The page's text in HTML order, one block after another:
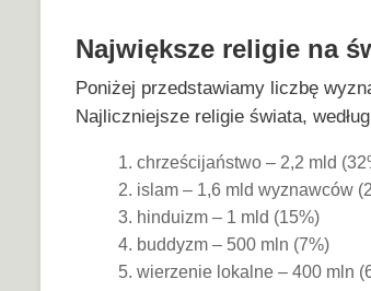
Największe religie na
Poniżej przedstawiamy liczbę
Najliczniejsze religie świata,
chrześcijaństwo – 2,2 mld
islam – 1,6 mld wyznawców
hinduizm – 1 mld (15%)
buddyzm – 500 mln (7%)
wierzenie lokalne – 400 mln